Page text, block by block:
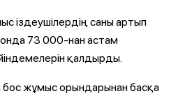
іздеушілердің саны артып
онда 73 000-нан астам
қалдырды.
жұмыс орындарынан басқа